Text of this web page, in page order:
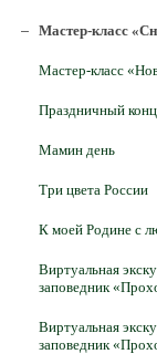
Мастер-класс
Мастер-класс
Праздничный
Мамин день
Три цвета России
К моей Родине с
Виртуальная
заповедник
Виртуальная
заповедник